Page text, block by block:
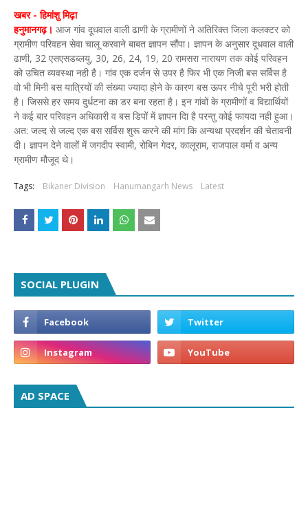
खबर - हिमांशु मिढ़ा
हनुमानगढ़। आज गांव दूधवाल वाली ढाणी के ग्रामीणों ने अतिरिक्त जिला कलक्टर को
ग्रामीण परिवहन सेवा चालू करवाने बाबत ज्ञापन सौंपा। ज्ञापन के अनुसार दूधवाल वाली
ढाणी, 32 एसएसडब्लयु, 30, 26, 24, 19, 20 रामसरा नारायण तक कोई परिवहन
को उचित व्यवस्था नही है। गांव एक दर्जन से उपर है फिर भी एक निजी बस सर्विस है
वो भी मिनी बस यात्रियों की संख्या ज्यादा होने के कारण बस ऊपर नीचे पूरी भरी होती
है। जिससे हर समय दुर्धटना का डर बना रहता है। इन गांवों के ग्रामीणों व विद्यार्थियों
ने कई बार परिवहन अधिकारी व बस डिपों में ज्ञापन दिा है परन्तु कोई फायदा नही हुआ।
अत: जल्द से जल्द एक बस सर्विस शुरू करने की मांग कि अन्यथा प्रदर्शन की चेतावनी
दी। ज्ञापन देने वालों में जगदीप स्वामी, रोबिन गेदर, कालूराम, राजपाल वर्मा व अन्य
ग्रामीण मौजूद थे।
Tags: Bikaner Division Hanumangarh News Latest
SOCIAL PLUGIN
AD SPACE